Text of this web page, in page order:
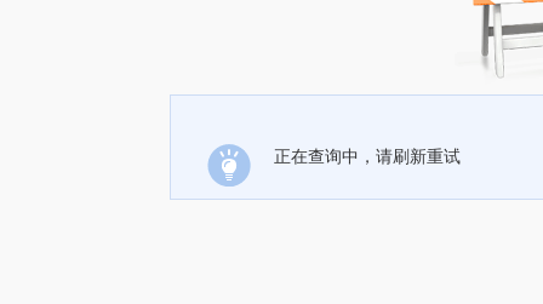
正在查询中，请刷新重试